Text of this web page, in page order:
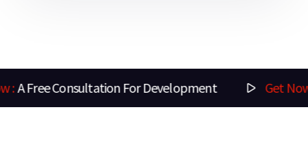
Consultation For Development Get Now : A